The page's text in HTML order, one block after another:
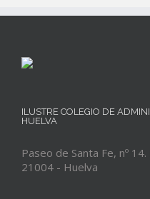
ILUSTRE COLEGIO DE
HUELVA
Paseo de Santa Fe, nº
21004 - Huelva